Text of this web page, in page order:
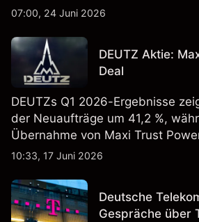
„Advancing AI 2026"-Event im
Vergangenheit ist kein
zukünftige Ergebnisse.
07:00, 24 Juni 2026
DEUTZ Aktie:
Deal
DEUTZs Q1 2026-Ergebnisse
der Neuaufträge um 41,2 %,
Übernahme von Maxi Trust
40 Mio. € zum Umsatz von
Vergangenheit ist kein
zukünftige Ergebnisse.
10:33, 17 Juni 2026
Deutsche
Gespräche über